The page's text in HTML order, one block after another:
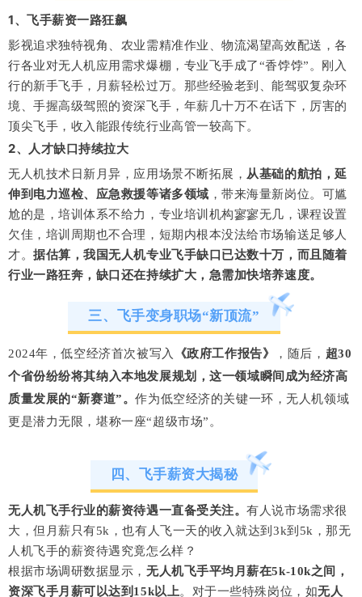
1、飞手薪资一路狂飙
影视追求独特视角、农业需精准作业、物流渴望高效配送，各
行各业对无人机应用需求爆棚，专业飞手成了“香饽饽”。刚入
行的新手飞手，月薪轻松过万。那些经验老到、能驾驭复杂环
境、手握高级驾照的资深飞手，年薪几十万不在话下，厉害的
顶尖飞手，收入能跟传统行业高管一较高下。
2、人才缺口持续拉大
无人机技术日新月异，应用场景不断拓展， 从基础的航拍，延
伸到电力巡检、应急救援等诸多领域 ，带来海量新岗位。可尴
尬的是，培训体系不给力，专业培训机构寥寥无几，课程设置
欠佳，培训周期也不合理，短期内根本没法给市场输送足够人
才。据估算，我国无人机专业飞手缺口已达数十万，而且随着
行业一路狂奔，缺口还在持续扩大，急需加快培养速度。
三、飞手变身职场“新顶流”
2024年，低空经济首次被写入 《政府工作报告》 ，随后， 超30
个省份纷纷将其纳入本地发展规划，这一领域瞬间成为经济高
质量发展的“新赛道”。作为低空经济的关键一环，无人机领域
更是潜力无限，堪称一座“超级市场”。
四、飞手薪资大揭秘
无人机飞手行业的薪资待遇一直备受关注。有人说市场需求很
大，但月薪只有5k，也有人飞一天的收入就达到3k到5k，那无
人机飞手的薪资待遇究竟怎么样？
根据市场调研数据显示， 无人机飞手平均月薪在5k-10k之间，
资深飞手月薪可以达到15k以上。对于一些特殊岗位， 如无人